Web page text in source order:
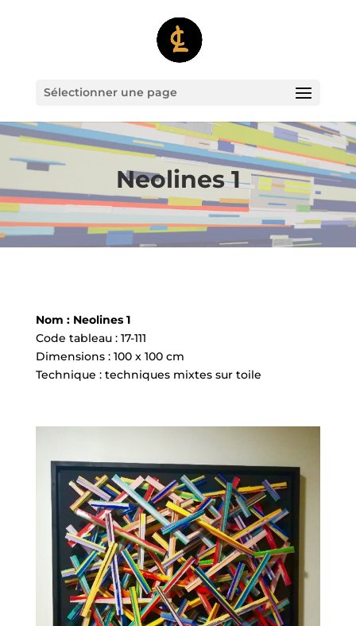
Sélectionner une page
Neolines 1
Nom : Neolines 1
Code tableau : 17-111
Dimensions : 100 x 100 cm
Technique : techniques mixtes sur toile